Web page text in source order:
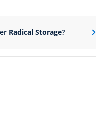
Radical Storage?